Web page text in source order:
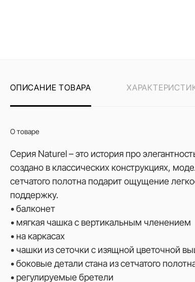
ОПИСАНИЕ ТОВАРА
О товаре
Серия Naturel – это история про
создано в классических конструкциях,
сетчатого полотна подарит ощущение
поддержку.
• балконет
• мягкая чашка с вертикальным членением
• на каркасах
• чашки из сеточки с изящной цветочной
• боковые детали стана из сетчатого
• регулируемые бретели